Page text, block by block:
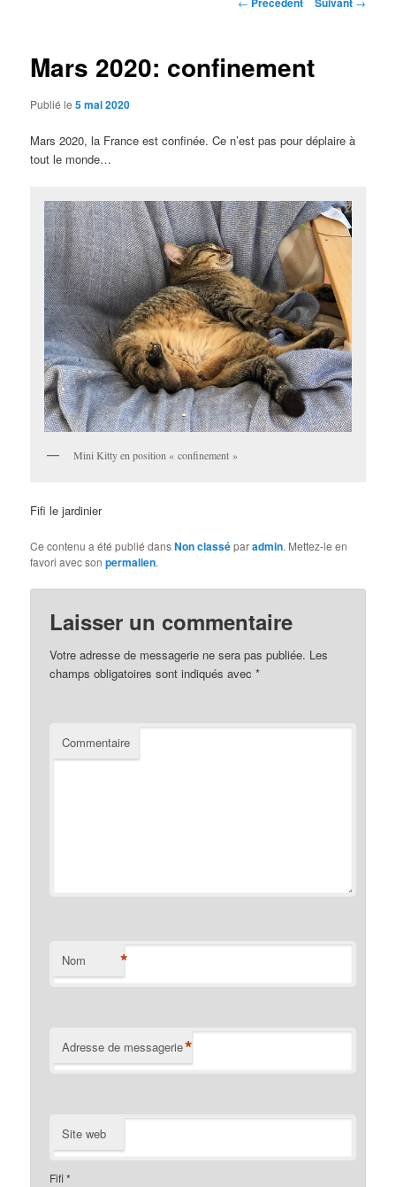
Mars 2020: confinement
Publié le5 mai 2020
Mars 2020, la France est confinée. Ce n’est pas pour déplaire à
tout le monde…
Mini Kitty en position « confinement »
Fifi le jardinier
Ce contenu a été publié dansNon classéparadmin. Mettez-le en
favori avec sonpermalien.
Laisser un commentaire
Votre adresse de messagerie ne sera pas publiée. Les
champs obligatoires sont indiqués avec*
Commentaire
Nom *
Adresse de messagerie*
Site web
Fifi*